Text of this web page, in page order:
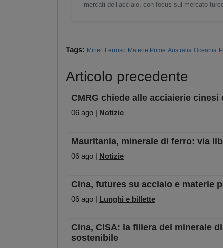
mercati dell’acciaio, con focus sul mercato
Tags: Miner. Ferroso Materie Prime Australia Oceania
Articolo precedente
CMRG chiede alle acciaierie
06 ago | Notizie
Mauritania, minerale di ferro: via
06 ago | Notizie
Cina, futures su acciaio e materie
06 ago | Lunghi e billette
Cina, CISA: la filiera del minerale
sostenibile